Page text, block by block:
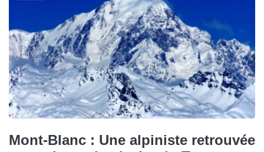
Mont-Blanc : Une alpiniste retrouvée